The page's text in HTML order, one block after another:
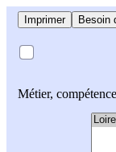
Imprimer Besoin
Métier,